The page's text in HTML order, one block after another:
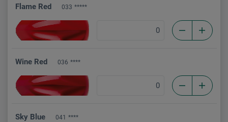
Flame Red 033 *****
Wine Red 036 ****
Sky Blue 041 ****